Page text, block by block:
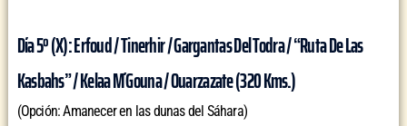
Día 5º (X): Erfoud / Tinerhir / Gargantas Del Todra / “Ruta De Las
Kasbahs” / Kelaa M´Gouna / Ouarzazate (320 Kms.)
(Opción: Amanecer en las dunas del Sáhara)